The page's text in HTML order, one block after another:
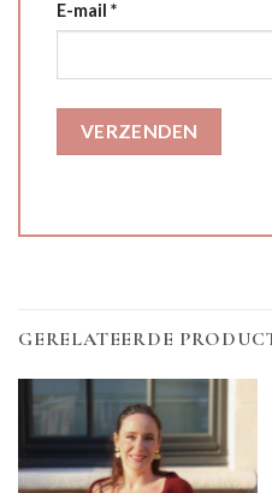
E-mail *
GERELATEERDE